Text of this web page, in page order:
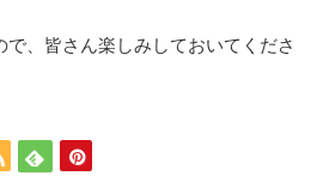
、皆さん楽しみしておいてくださ